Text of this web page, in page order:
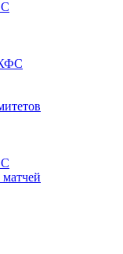
матчей